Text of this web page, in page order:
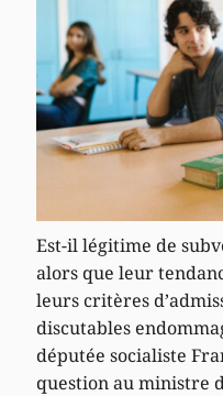
Est-il légitime de
alors que leur
leurs critères
discutables
députée socialiste
question au ministre